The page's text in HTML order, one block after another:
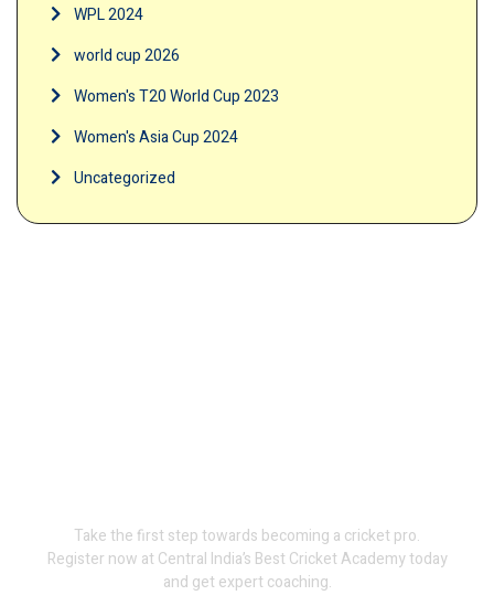
WPL 2024
world cup 2026
Women's T20 World Cup 2023
Women's Asia Cup 2024
Uncategorized
Take the first step towards becoming a cricket pro.
Register now at Central India’s Best Cricket Academy today
and get expert coaching.